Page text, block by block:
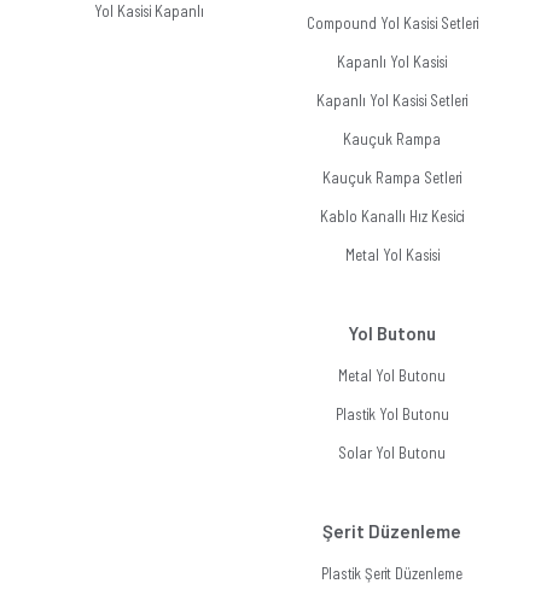
Yol Kasisi Kapanlı
Compound Yol Kasisi Setleri
Kapanlı Yol Kasisi
Kapanlı Yol Kasisi Setleri
Kauçuk Rampa
Kauçuk Rampa Setleri
Kablo Kanallı Hız Kesici
Metal Yol Kasisi
Yol Butonu
Metal Yol Butonu
Plastik Yol Butonu
Solar Yol Butonu
Şerit Düzenleme
Plastik Şerit Düzenleme